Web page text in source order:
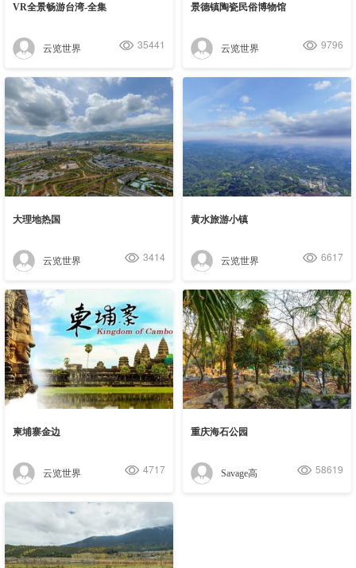
VR全景畅游台湾-全集
云览世界 35441
景德镇陶瓷民俗博物馆
云览世界 9796
大理地热国
云览世界 3414
黄水旅游小镇
云览世界 6617
柬埔寨金边
云览世界 4717
重庆海石公园
Savage高 58619